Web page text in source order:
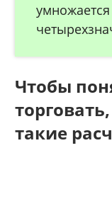
Чтобы
такие